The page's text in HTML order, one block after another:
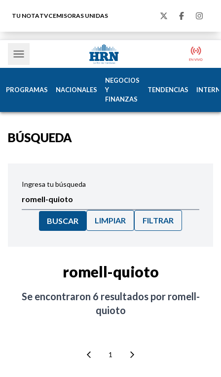
TU NOTATVCEMISORAS UNIDAS
PROGRAMAS NACIONALES
NEGOCIOS
Y
FINANZAS
TENDENCIAS
BÚSQUEDA
Ingresa tu búsqueda
BUSCAR LIMPIAR FILTRAR
romell-quioto
Se encontraron 6 resultados por romell-
quioto
1